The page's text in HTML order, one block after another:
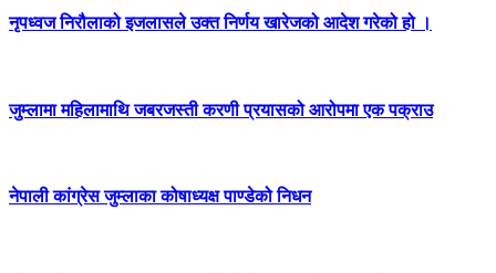
नृपध्वज निरौलाको इजलासले उक्त निर्णय खारेजको आदेश गरेको हो ।
जुम्लामा महिलामाथि जबरजस्ती करणी प्रयासको आरोपमा एक पक्राउ
नेपाली कांग्रेस जुम्लाका कोषाध्यक्ष पाण्डेको निधन